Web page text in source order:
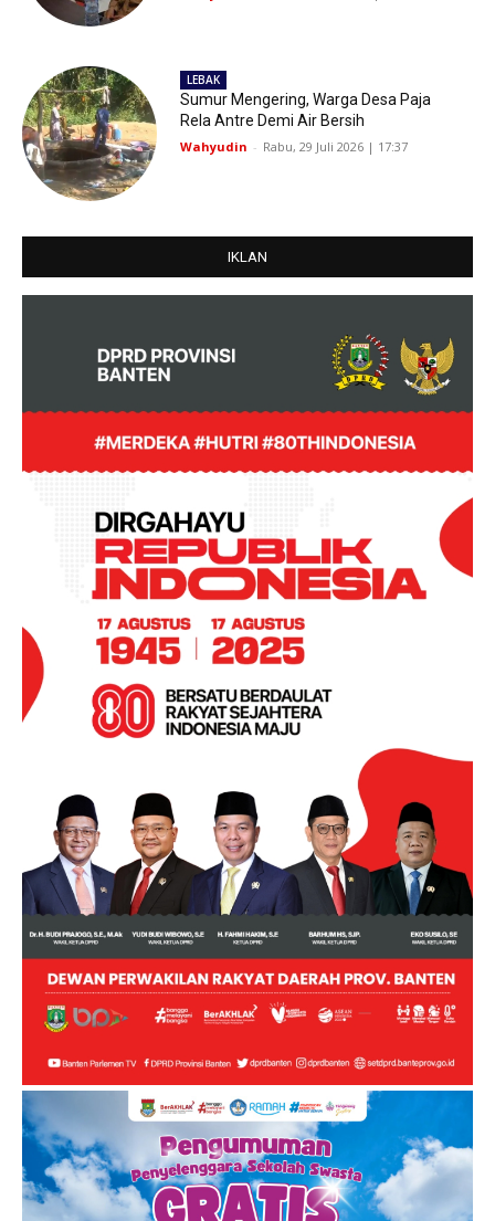
LEBAK
Sumur Mengering, Warga Desa Paja
Rela Antre Demi Air Bersih
Wahyudin - Rabu, 29 Juli 2026 | 17:37
IKLAN